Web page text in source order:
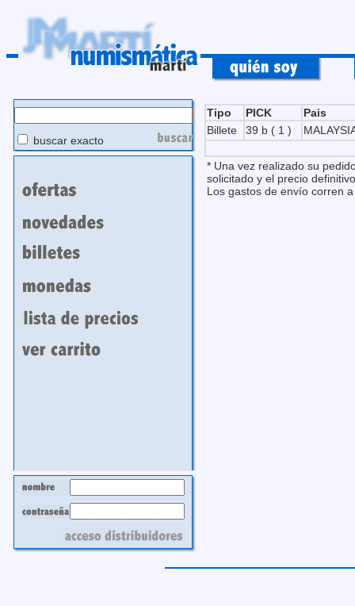
buscar exacto
Tipo PICK
Pais
Billete
39 b ( 1 )
* Una vez realizado su
solicitado y el precio
Los gastos de envío corren